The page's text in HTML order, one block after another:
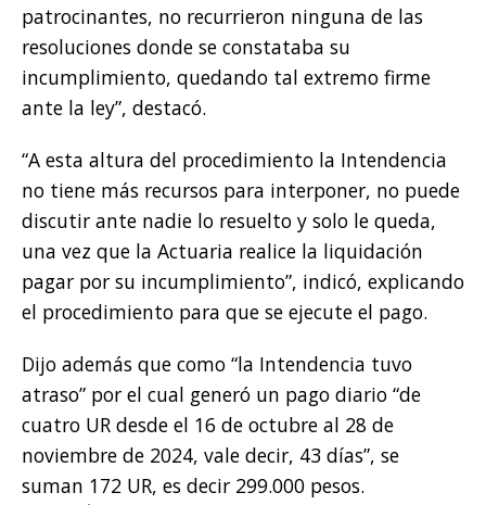
patrocinantes, no recurrieron ninguna de las
resoluciones donde se constataba su
incumplimiento, quedando tal extremo firme
ante la ley”, destacó.
“A esta altura del procedimiento la Intendencia
no tiene más recursos para interponer, no puede
discutir ante nadie lo resuelto y solo le queda,
una vez que la Actuaria realice la liquidación
pagar por su incumplimiento”, indicó, explicando
el procedimiento para que se ejecute el pago.
Dijo además que como “la Intendencia tuvo
atraso” por el cual generó un pago diario “de
cuatro UR desde el 16 de octubre al 28 de
noviembre de 2024, vale decir, 43 días”, se
suman 172 UR, es decir 299.000 pesos.